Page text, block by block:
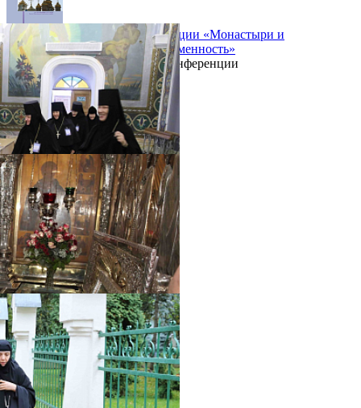
Сборник материалов конференции «Монастыри и
монашество: традиции и современность»
Материалы международной конференции
/Конференции
Распечатать
Фото